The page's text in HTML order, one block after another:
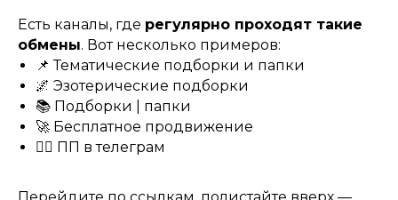
Есть каналы, где регулярно проходят такие
обмены. Вот несколько примеров:
📌 Тематические подборки и папки
🌌 Эзотерические подборки
📚 Подборки | папки
🚀 Бесплатное продвижение
🧘‍♀️ ПП в телеграм